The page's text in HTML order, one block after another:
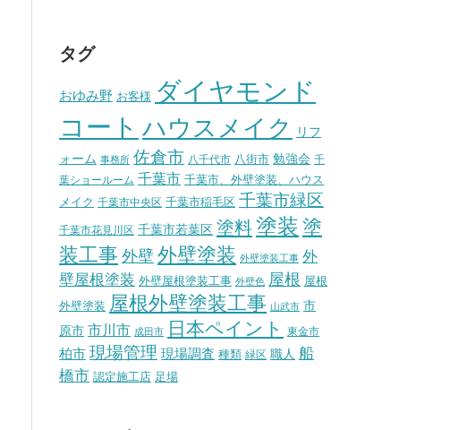
タグ
おゆみ野 お客様 ダイヤモンド
コート ハウスメイク
リフ
ォーム 事務所 佐倉市 八千代市 八街市 勉強会 千
葉ショールーム 千葉市 千葉市、外壁塗装、ハウス
メイク 千葉市中央区 千葉市稲毛区 千葉市緑区
千葉市花見川区 千葉市若葉区 塗料塗装 塗
装工事 外壁 外壁塗装 外壁塗装工事 外
壁屋根塗装 外壁屋根塗装工事 外壁色 屋根 屋根
外壁塗装 屋根外壁塗装工事 山武市 市
原市 市川市 成田市 日本ペイント 東金市
柏市 現場管理 現場調査 種類 緑区 職人 船
橋市 認定施工店 足場